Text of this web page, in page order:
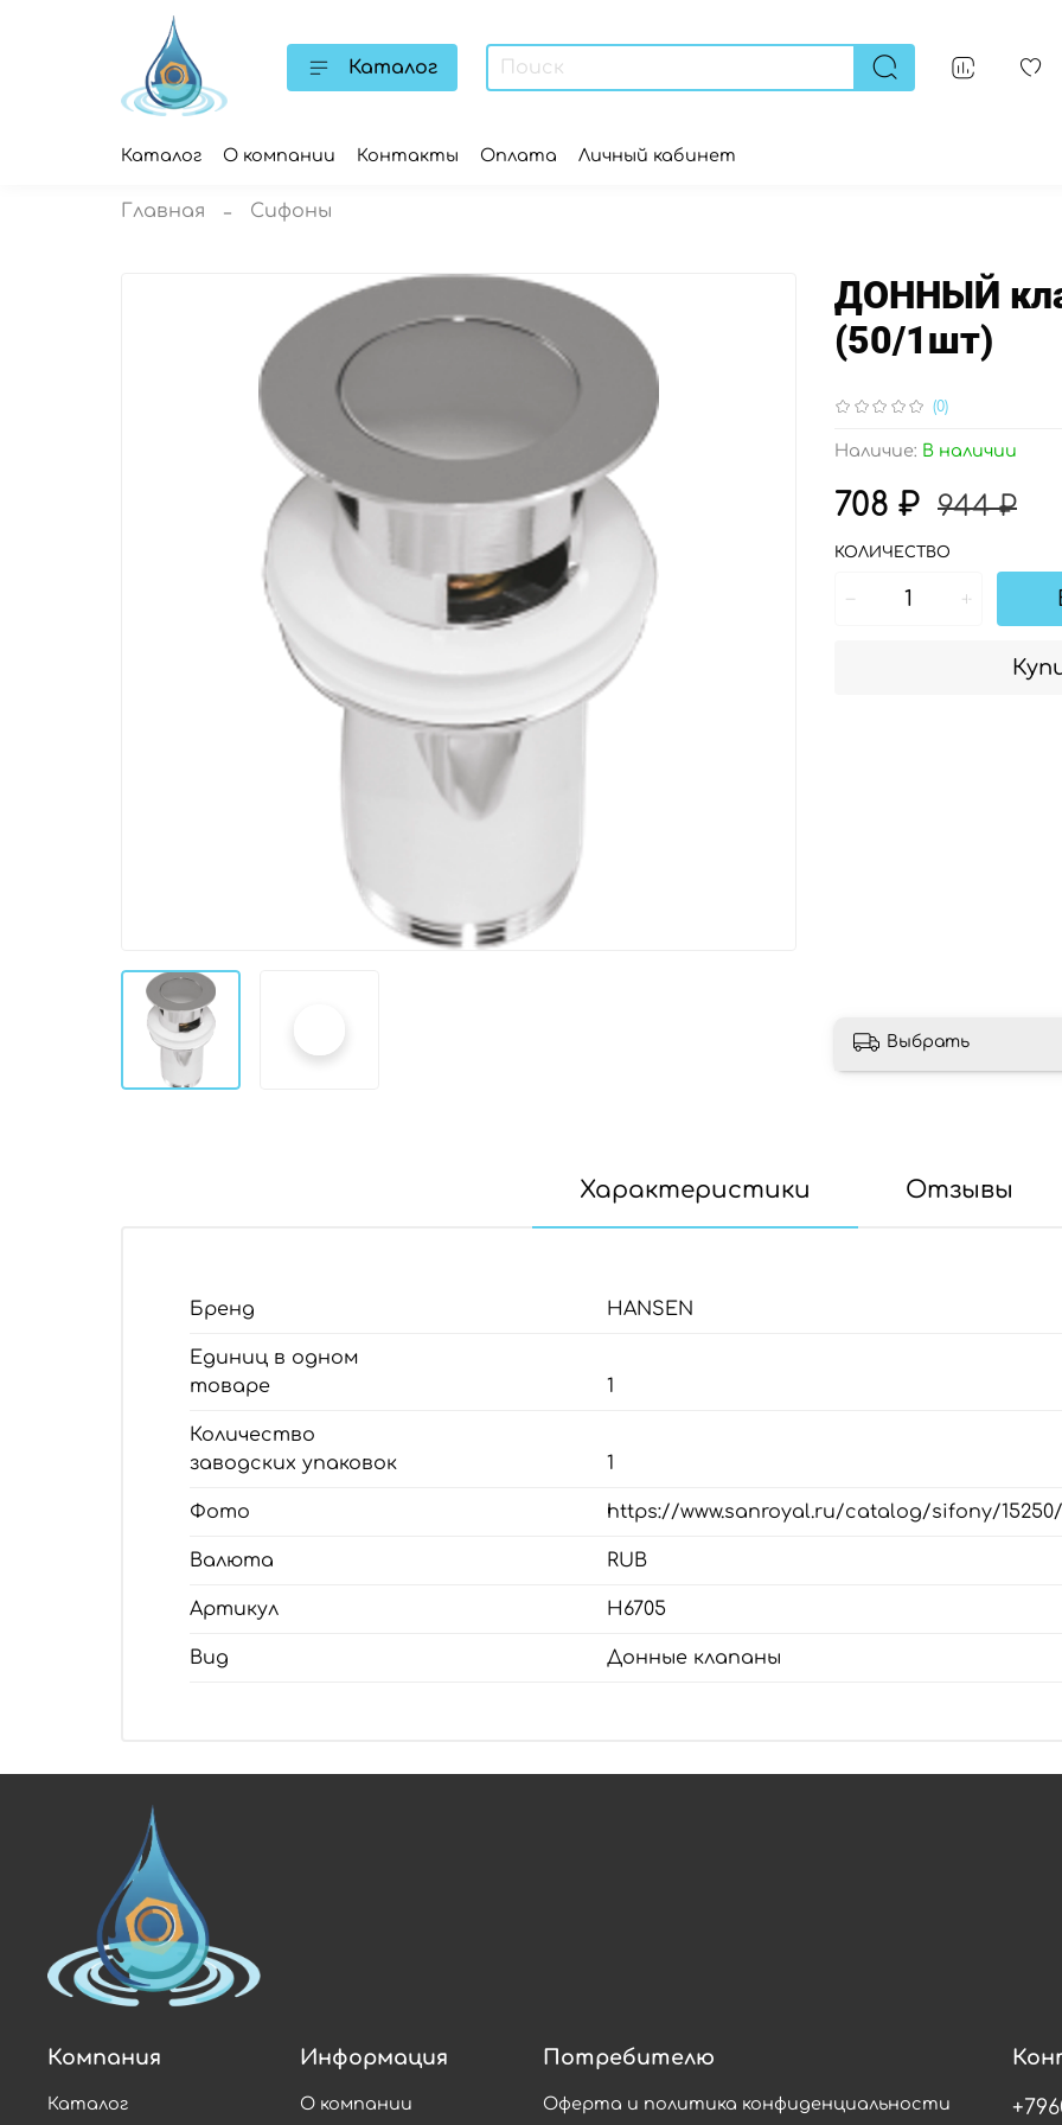
Каталог
Каталог О компании Контакты Оплата Личный кабинет
Главная Сифоны
(0)
Наличие: В наличии
ДОННЫЙ
(50/1шт)
708 ₽ 944 ₽
КОЛИЧЕСТВО
Выбрать
Характеристики Отзывы
Бренд HANSEN
Единиц в одном
товаре
1
Количество
заводских упаковок
1
Фото https://www.sanroyal.ru/catalog/sifony/15250/
Валюта RUB
Артикул H6705
Вид Донные клапаны
Компания
Каталог
Информация
О компании
Потребителю
Оферта и политика конфиденциальности